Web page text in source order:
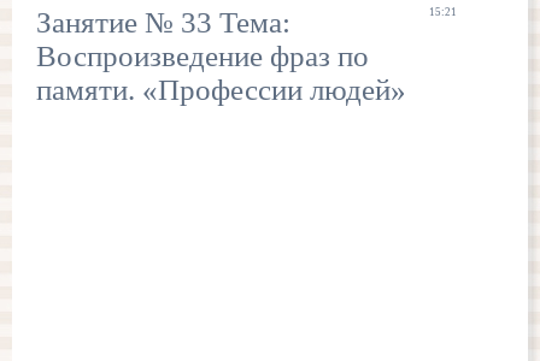
15:21
Занятие № 33 Тема:
Воспроизведение фраз по
памяти. «Профессии людей»